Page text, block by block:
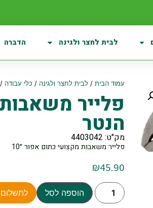
לבית לחצר ולגינה הדברה
עמוד הבית /לבית לחצר ולגינה / כלי עבודה
הנטר
מק"ט: 4403042
פלייר משאבות מקצועי כתום אפור ״10
₪45.90
הוספה לסל לתשלום